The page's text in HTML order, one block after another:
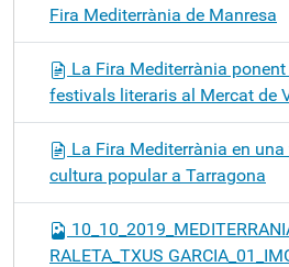
Fira Mediterrània de Manresa
La Fira Mediterrània
festivals literaris al Mercat de
La Fira Mediterrània en
cultura popular a Tarragona
RALETA_TXUS